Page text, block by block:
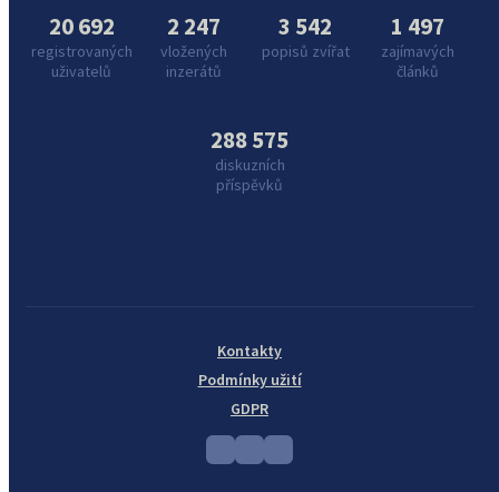
20 692
registrovaných
uživatelů
2 247
vložených
inzerátů
3 542
popisů zvířat
1 497
zajímavých
článků
288 575
diskuzních
příspěvků
Kontakty
Podmínky užití
GDPR